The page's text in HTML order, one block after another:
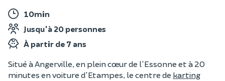
10min
Jusqu'à 20 personnes
À partir de 7 ans
Situé à Angerville, en plein cœur de l'Essonne et à 20
minutes en voiture d'Etampes, le centre de karting